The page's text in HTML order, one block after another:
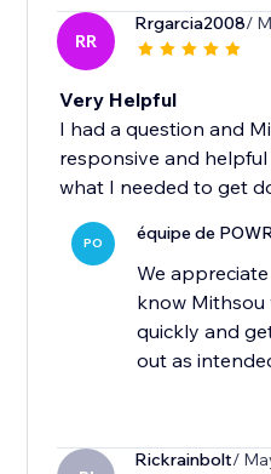
RR
Rrgarcia2008/
Very Helpful
I had a question and
responsive and
what I needed to get
PO équipe de
We
know Mithsou
quickly and
out as
Rickrainbolt/